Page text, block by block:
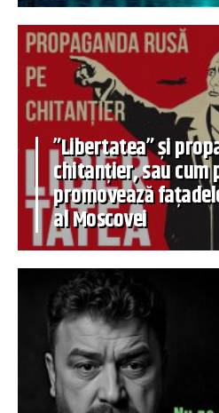
”Libertatea” și
chitanțier, sau cum
promovează
al Moscovei